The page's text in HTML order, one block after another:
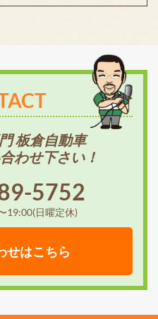
板倉自動車
わせ下さい！
5752
日曜定休)
せはこちら